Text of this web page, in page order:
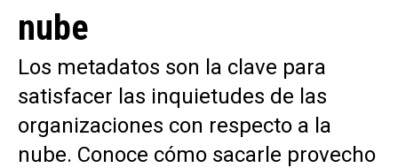
nube
Los metadatos son la clave para
satisfacer las inquietudes de las
organizaciones con respecto a la
nube. Conoce cómo sacarle provecho